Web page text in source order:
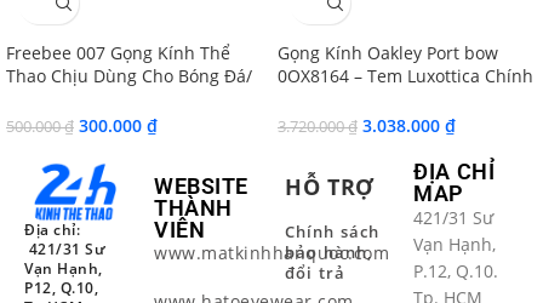
Freebee 007 Gọng Kính Thể
Thao Chịu Dùng Cho Bóng Đá/
500.000₫ 300.000 ₫
Gọng Kính Oakley Port bow
0OX8164 – Tem Luxottica Chính
3.720.000₫ 3.038.000 ₫
Địa chỉ:
421/31 Sư
Vạn Hạnh,
P12, Q.10,
WEBSITE
THÀNH
VIÊN
www.matkinhhanquoc.com
HỖ TRỢ
Chính sách
bảo hành,
đổi trả
ĐỊA CHỈ
MAP
421/31 Sư
Vạn Hạnh,
P.12, Q.10.
Tp. HCM